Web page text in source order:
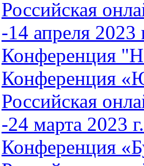
Российская
-14 апреля 2023
Конференция
Конференция
Российская
-24 марта 2023
Конференция